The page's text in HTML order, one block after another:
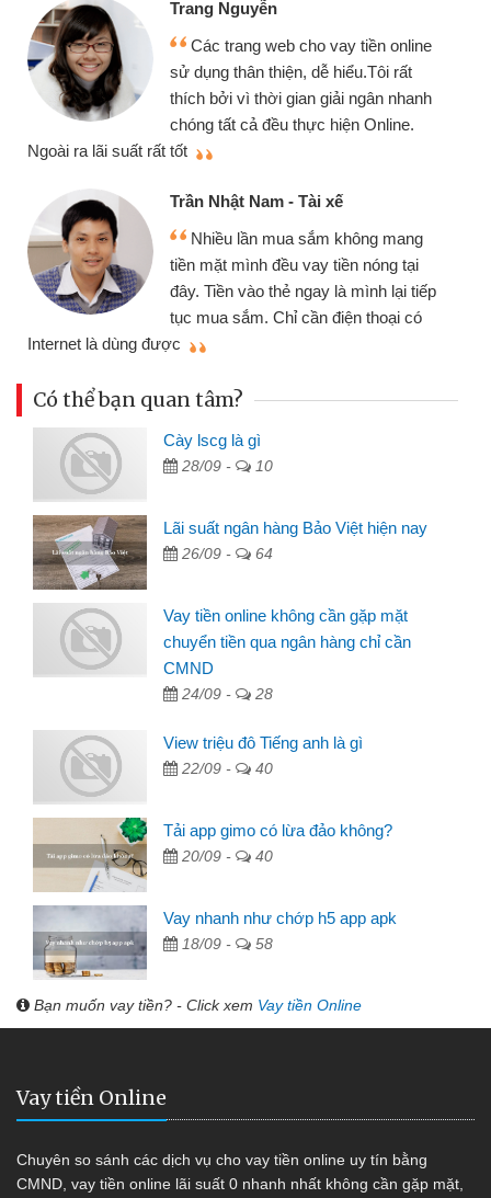
Mình cần tiền gấp nên định cầm cố
chiếc xe wave nhưng thật may đã có
gói vay tiền bằng CMND online không
cần gặp mặt nên rất tiện lợi, sẽ giới
thiệu cho bạn bè biết
Cấn Văn Lực - Tạp hóa
Tôi kinh doanh buôn bán nhỏ lẻ
nhiều lúc cần vốn nhập hàng, nhờ biết
đến website qua bạn bè giới thiệu tôi
đã giải quyết được công việc của
mình nhanh chóng
Có thể bạn quan tâm?
Cày lscg là gì
28/09 - 10
Lãi suất ngân hàng Bảo Việt hiện nay
26/09 - 64
Vay tiền online không cần gặp mặt
chuyển tiền qua ngân hàng chỉ cần
CMND
24/09 - 28
View triệu đô Tiếng anh là gì
22/09 - 40
Tải app gimo có lừa đảo không?
20/09 - 40
Vay nhanh như chớp h5 app apk
18/09 - 58
Bạn muốn vay tiền? - Click xem Vay tiền Online
Vay tiền Online
Chuyên so sánh các dịch vụ cho vay tiền online uy tín bằng
CMND, vay tiền online lãi suất 0 nhanh nhất không cần gặp mặt,